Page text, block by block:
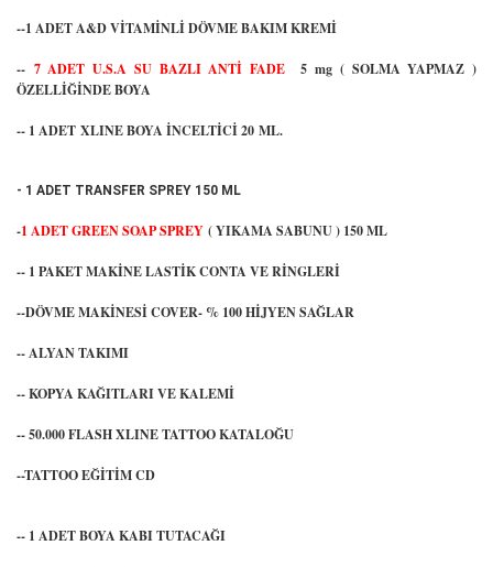
--1 ADET A&D VİTAMİNLİ DÖVME BAKIM KREMİ
-- 7 ADET U.S.A SU BAZLI ANTİ FADE 5 mg ( SOLMA YAPMAZ )
ÖZELLİĞİNDE BOYA
-- 1 ADET XLINE BOYA İNCELTİCİ 20 ML.
- 1 ADET TRANSFER SPREY 150 ML
-1 ADET GREEN SOAP SPREY ( YIKAMA SABUNU ) 150 ML
-- 1 PAKET MAKİNE LASTİK CONTA VE RİNGLERİ
--DÖVME MAKİNESİ COVER- % 100 HİJYEN SAĞLAR
-- ALYAN TAKIMI
-- KOPYA KAĞITLARI VE KALEMİ
-- 50.000 FLASH XLINE TATTOO KATALOĞU
--TATTOO EĞİTİM CD
-- 1 ADET BOYA KABI TUTACAĞI